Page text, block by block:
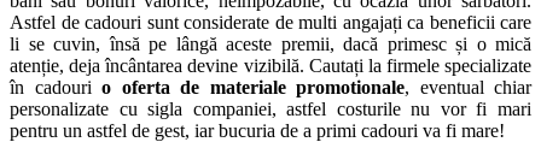
Astfel de cadouri sunt considerate de multi angajați ca beneficii care
li se cuvin, însă pe lângă aceste premii, dacă primesc și o mică
atenție, deja încântarea devine vizibilă. Cautați la firmele specializate
în cadouri o oferta de materiale promotionale, eventual chiar
personalizate cu sigla companiei, astfel costurile nu vor fi mari
pentru un astfel de gest, iar bucuria de a primi cadouri va fi mare!